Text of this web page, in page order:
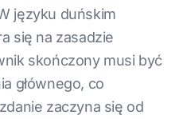
języku duńskim
się na zasadzie
skończony musi być
głównego, co
zaczyna się od